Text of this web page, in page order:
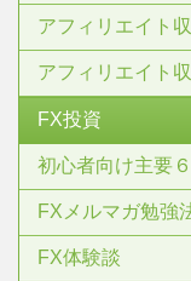
アフィリエイト
アフィリエイト
FX投資
初心者向け主要
FXメルマガ勉強
FX体験談